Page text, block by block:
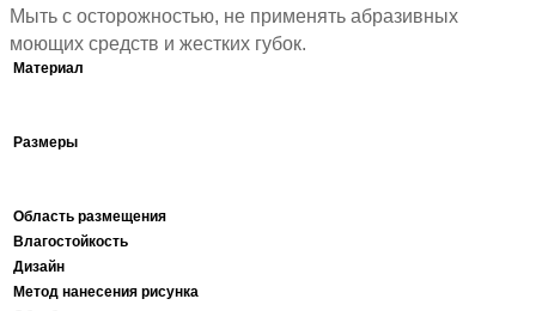
Мыть с осторожностью, не применять абразивных
моющих средств и жестких губок.
Материал
Размеры
Область размещения
Влагостойкость
Дизайн
Метод нанесения рисунка